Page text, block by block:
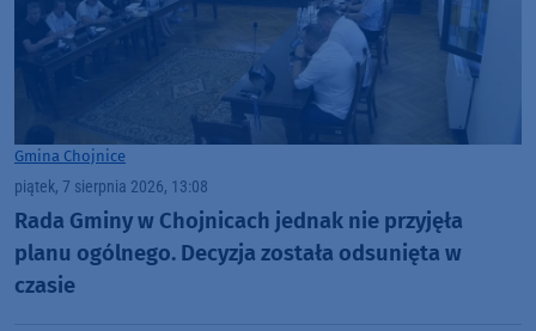
Gmina Chojnice
piątek, 7 sierpnia 2026, 13:08
Rada Gminy w Chojnicach jednak nie przyjęła
planu ogólnego. Decyzja została odsunięta w
czasie